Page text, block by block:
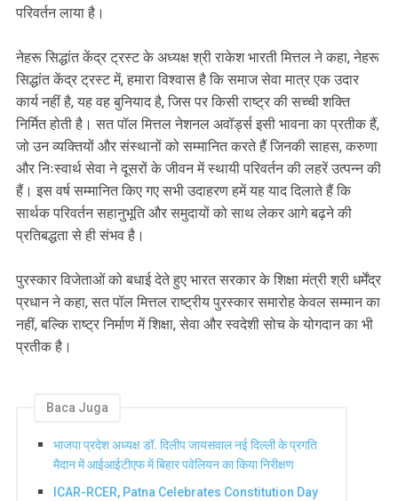
परिवर्तन लाया है।
नेहरू सिद्धांत केंद्र ट्रस्ट के अध्यक्ष श्री राकेश भारती मित्तल ने कहा, नेहरू
सिद्धांत केंद्र ट्रस्ट में, हमारा विश्वास है कि समाज सेवा मात्र एक उदार
कार्य नहीं है, यह वह बुनियाद है, जिस पर किसी राष्ट्र की सच्ची शक्ति
निर्मित होती है। सत पॉल मित्तल नेशनल अवॉर्ड्स इसी भावना का प्रतीक हैं,
जो उन व्यक्तियों और संस्थानों को सम्मानित करते हैं जिनकी साहस, करुणा
और निःस्वार्थ सेवा ने दूसरों के जीवन में स्थायी परिवर्तन की लहरें उत्पन्न की
हैं। इस वर्ष सम्मानित किए गए सभी उदाहरण हमें यह याद दिलाते हैं कि
सार्थक परिवर्तन सहानुभूति और समुदायों को साथ लेकर आगे बढ़ने की
प्रतिबद्धता से ही संभव है।
पुरस्कार विजेताओं को बधाई देते हुए भारत सरकार के शिक्षा मंत्री श्री धर्मेंद्र
प्रधान ने कहा, सत पॉल मित्तल राष्ट्रीय पुरस्कार समारोह केवल सम्मान का
नहीं, बल्कि राष्ट्र निर्माण में शिक्षा, सेवा और स्वदेशी सोच के योगदान का भी
प्रतीक है।
Baca Juga
भाजपा प्रदेश अध्यक्ष डॉ. दिलीप जायसवाल नई दिल्ली के प्रगति
मैदान में आईआईटीएफ में बिहार पवेलियन का किया निरीक्षण
ICAR-RCER, Patna Celebrates Constitution Day